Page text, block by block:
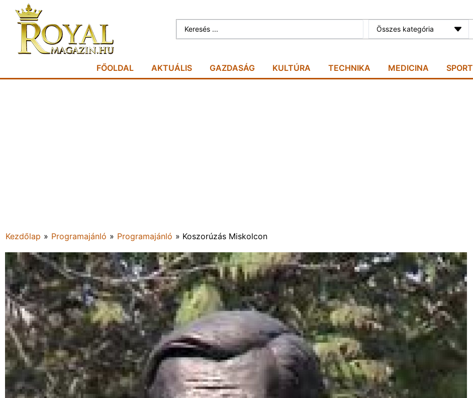
Összes kategória
FŐOLDAL AKTUÁLIS GAZDASÁG KULTÚRA TECHNIKA MEDICINA SPORT
Kezdőlap » Programajánló » Programajánló » Koszorúzás Miskolcon